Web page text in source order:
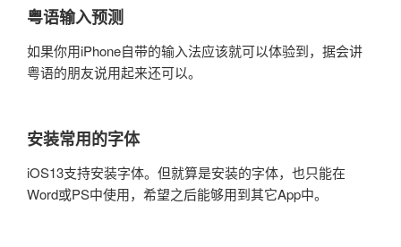
粤语输入预测
如果你用iPhone自带的输入法应该就可以体验到，据会讲
粤语的朋友说用起来还可以。
安装常用的字体
iOS13支持安装字体。但就算是安装的字体，也只能在
Word或PS中使用，希望之后能够用到其它App中。